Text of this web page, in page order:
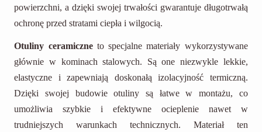
powierzchni, a dzięki swojej trwałości gwarantuje długotrwałą
ochronę przed stratami ciepła i wilgocią.
Otuliny ceramiczneto specjalne materiały wykorzystywane
głównie w kominach stalowych. Są one niezwykle lekkie,
elastyczne i zapewniają doskonałą izolacyjność termiczną.
Dzięki swojej budowie otuliny są łatwe w montażu, co
umożliwia szybkie i efektywne ocieplenie nawet w
trudniejszych warunkach technicznych. Materiał ten